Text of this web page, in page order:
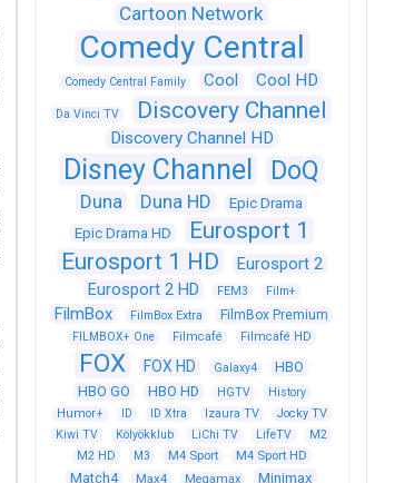
Cartoon Network
Comedy Central
Comedy Central Family Cool Cool HD
Da Vinci TV Discovery Channel
Discovery Channel HD
Disney Channel DoQ
Duna Duna HD
Epic Drama
Epic Drama HD
Eurosport 1
Eurosport 1 HD
Eurosport 2
Eurosport 2 HD
FEM3 Film+
FilmBox FilmBox Extra FilmBox Premium
FILMBOX+ One Filmcafé Filmcafé HD
FOX FOX HD Galaxy4
HBO
HBO GO
HBO HD HGTV
History
Humor+
ID ID Xtra Izaura TV
Jocky TV
Kiwi TV
Kölyökklub LiChi TV LifeTV
M2
M2 HD
M3 M4 Sport M4 Sport HD
Match4 Max4 Megamax Minimax